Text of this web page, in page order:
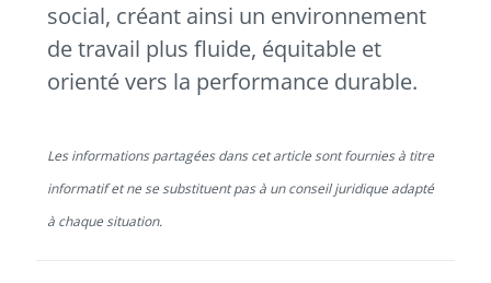
social, créant ainsi un environnement
de travail plus fluide, équitable et
orienté vers la performance durable.
Les informations partagées dans cet article sont fournies à titre
informatif et ne se substituent pas à un conseil juridique adapté
à chaque situation.